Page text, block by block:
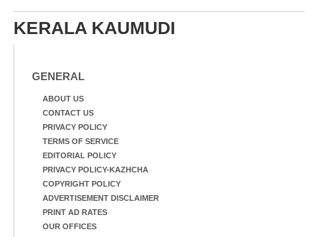
20 ആൺകുട്ടികളുടെ 200
മീറ്റർ ഓട്ടം ഫൈനൽ
മത്സരത്തിനിടെ സിന്തറ്റിക്
KERALA KAUMUDI
GENERAL
ABOUT US
CONTACT US
PRIVACY POLICY
TERMS OF SERVICE
EDITORIAL POLICY
PRIVACY POLICY-KAZHCHA
COPYRIGHT POLICY
ADVERTISEMENT DISCLAIMER
PRINT AD RATES
OUR OFFICES